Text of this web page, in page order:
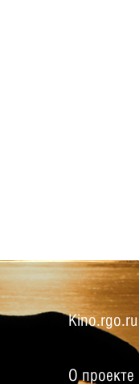
Kino.rgo.ru
О проекте